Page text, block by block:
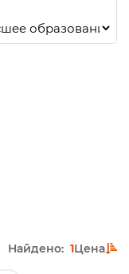
Найдено: 1Цена